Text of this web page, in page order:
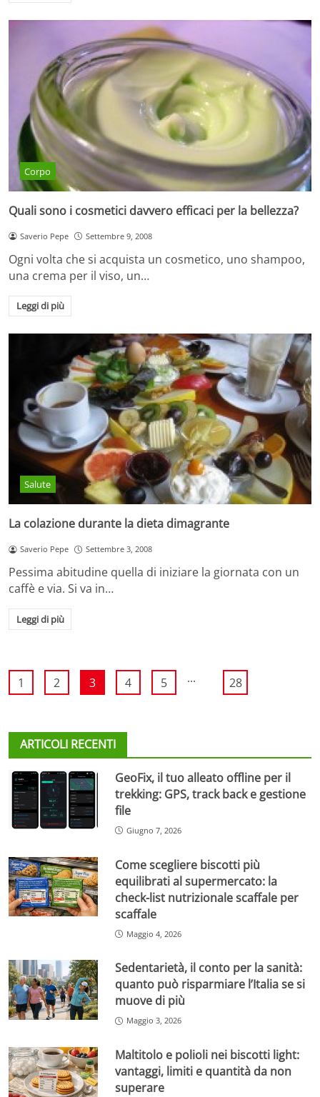
Corpo
Quali sono i cosmetici davvero efficaci per la bellezza?
Saverio Pepe Settembre 9, 2008
Ogni volta che si acquista un cosmetico, uno shampoo,
una crema per il viso, un…
Leggi di più
Salute
La colazione durante la dieta dimagrante
Saverio Pepe Settembre 3, 2008
Pessima abitudine quella di iniziare la giornata con un
caffè e via. Si va in…
Leggi di più
1 2 3 4 5 ... 28
ARTICOLI RECENTI
GeoFix, il tuo alleato offline per il
trekking: GPS, track back e gestione
file
Giugno 7, 2026
Come scegliere biscotti più
equilibrati al supermercato: la
check-list nutrizionale scaffale per
scaffale
Maggio 4, 2026
Sedentarietà, il conto per la sanità:
quanto può risparmiare l’Italia se si
muove di più
Maggio 3, 2026
Maltitolo e polioli nei biscotti light:
vantaggi, limiti e quantità da non
superare